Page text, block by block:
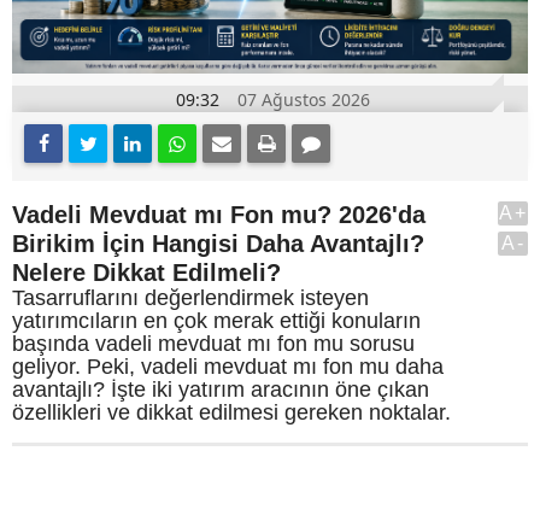
09:32 07 Ağustos 2026
Vadeli Mevduat mı Fon mu? 2026'da
Birikim İçin Hangisi Daha Avantajlı?
Nelere Dikkat Edilmeli?
Tasarruflarını değerlendirmek isteyen
yatırımcıların en çok merak ettiği konuların
başında vadeli mevduat mı fon mu sorusu
geliyor. Peki, vadeli mevduat mı fon mu daha
avantajlı? İşte iki yatırım aracının öne çıkan
özellikleri ve dikkat edilmesi gereken noktalar.
A+
A-